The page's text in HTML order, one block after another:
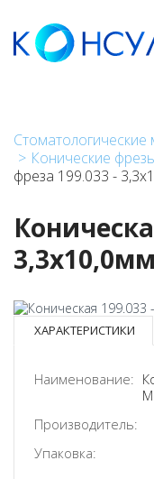
основному
содержанию
Конические
фреза 199.033 -
3,3х10,0мм
ХАРАКТЕРИСТИКИ
Наименование:
Производитель:
Упаковка: